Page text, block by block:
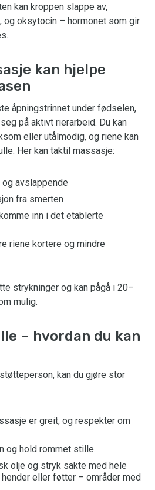
kan kroppen slappe av,
oksytocin – hormonet som gir
kan hjelpe
åpningstrinnet under fødselen,
på aktivt rierarbeid. Du kan
eller utålmodig, og riene kan
Her kan taktil massasje:
avslappende
fra smerten
inn i det etablerte
riene kortere og mindre
strykninger og kan pågå i 20–
mulig.
– hvordan du kan
kan du gjøre stor
er greit, og respekter om
og hold rommet stille.
olje og stryk sakte med hele
hender eller føtter – områder med